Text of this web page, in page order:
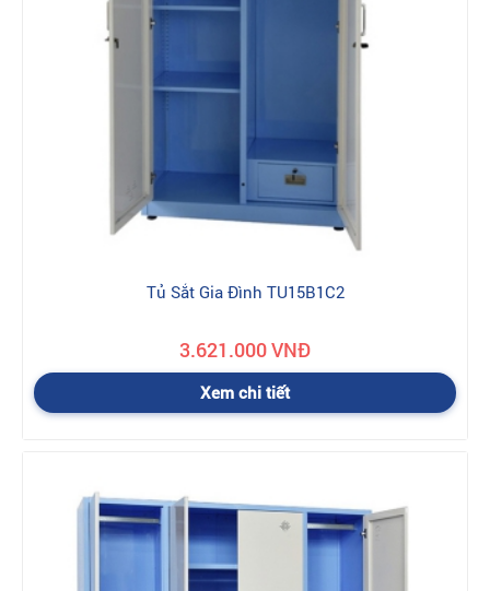
Tủ Sắt Gia Đình TU15B1C2
3.621.000 VNĐ
Xem chi tiết